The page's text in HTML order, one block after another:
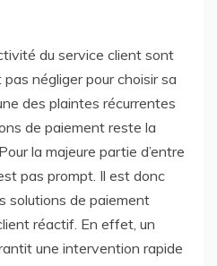
du service client sont
négliger pour choisir sa
des plaintes récurrentes
de paiement reste la
la majeure partie d’entre
pas prompt. Il est donc
solutions de paiement
réactif. En effet, un
une intervention rapide